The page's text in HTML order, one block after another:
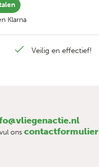
Klarna
Veilig en effectief!
ons contactformulier